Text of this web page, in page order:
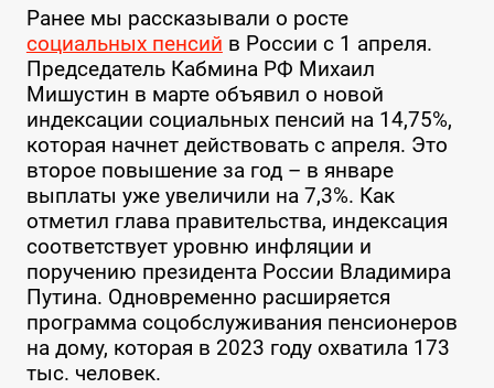
Ранее мы рассказывали о росте
социальных пенсий в России с 1 апреля.
Председатель Кабмина РФ Михаил
Мишустин в марте объявил о новой
индексации социальных пенсий на 14,75%,
которая начнет действовать с апреля. Это
второе повышение за год – в январе
выплаты уже увеличили на 7,3%. Как
отметил глава правительства, индексация
соответствует уровню инфляции и
поручению президента России Владимира
Путина. Одновременно расширяется
программа соцобслуживания пенсионеров
на дому, которая в 2023 году охватила 173
тыс. человек.